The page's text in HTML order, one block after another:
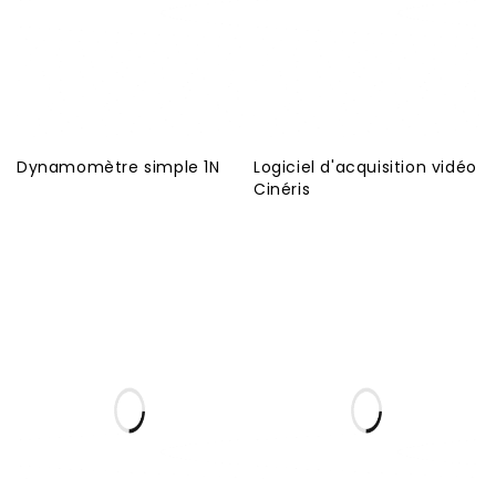
Dynamomètre simple 1N
Logiciel d'acquisition vidéo
Cinéris